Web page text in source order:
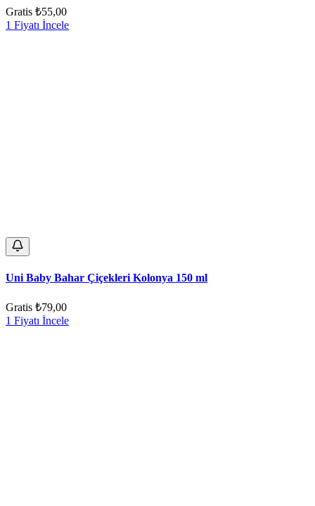
Gratis ₺55,00
1 Fiyatı İncele
Uni Baby Bahar Çiçekleri Kolonya 150 ml
Gratis ₺79,00
1 Fiyatı İncele